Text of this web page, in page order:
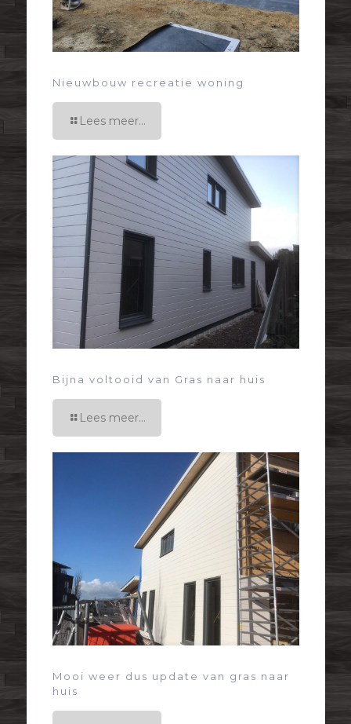
Nieuwbouw recreatie woning
Lees meer...
Bijna voltooid van Gras naar huis
Lees meer...
Mooi weer dus update van gras naar
huis